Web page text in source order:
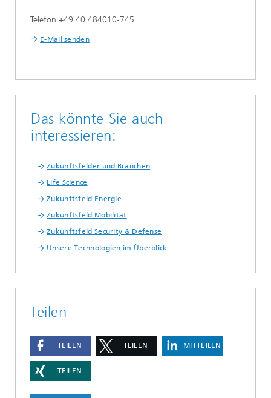
Telefon +49 40 484010-745
E-Mail senden
Das könnte Sie auch
interessieren:
Zukunftsfelder und Branchen
Life Science
Zukunftsfeld Energie
Zukunftsfeld Mobilität
Zukunftsfeld Security & Defense
Unsere Technologien im Überblick
Teilen
TEILEN TEILEN MITTEILEN
TEILEN